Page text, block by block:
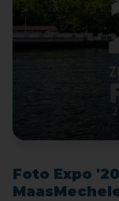
Foto Expo